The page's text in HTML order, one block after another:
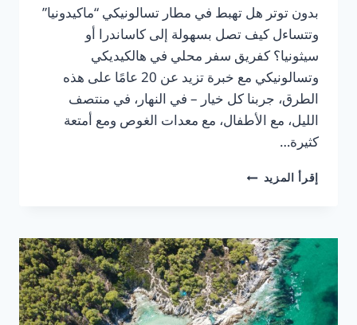
بدون توتر هل تهبط في مطار تسالونيكي “ماكيدونيا”
وتتساءل كيف تصل بسهولة إلى كاساندرا أو
سيثونيا؟ كفريق سفر محلي في هالكيديكي
وتسالونيكي مع خبرة تزيد عن 20 عامًا على هذه
الطرق، جربنا كل خيار – في النهار، في منتصف
الليل، مع الأطفال، مع معدات الغوص ومع أمتعة
كثيرة…
إقرأ المزيد 2026
مطار
تسالونيكي
إلى
كاساندرا
وسيثونيا